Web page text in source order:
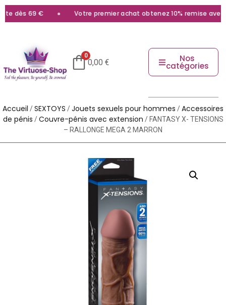
dès 69 € Votre premier achat obtenez 10% remise avec le
0
0,00 € Nos
catégories
Accueil /SEXTOYS /Jouets sexuels pour hommes /Accessoires
de pénis /Couvre-pénis avec extension / FANTASY X- TENSIONS
– RALLONGE MEGA 2 MARRON